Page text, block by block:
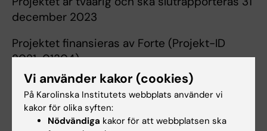
december 2023
Projektet finansieras av Forte (Projekt-ID
2021-01304)
Caroline Olsson
Projektledare
Vi använder kakor (cookies)
På Karolinska Institutets webbplats använder vi
kakor för olika syften:
Nödvändiga kakor för att webbplatsen ska